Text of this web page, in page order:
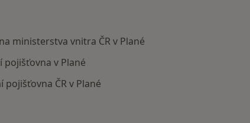
ministerstva vnitra ČR v Plané
v Plané
ČR v Plané